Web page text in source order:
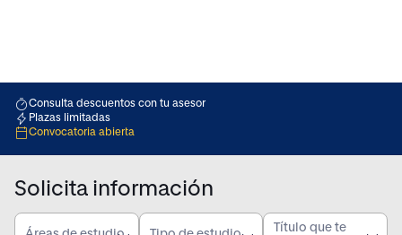
Consulta descuentos con tu asesor
Plazas limitadas
Convocatoria abierta
Solicita información
Título que te